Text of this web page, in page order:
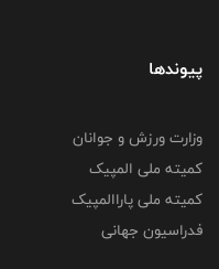
پیوندها
وزارت ورزش و جوانان
کمیته ملی المپیک
کمیته ملی پاراالمپیک
فدراسیون جهانی